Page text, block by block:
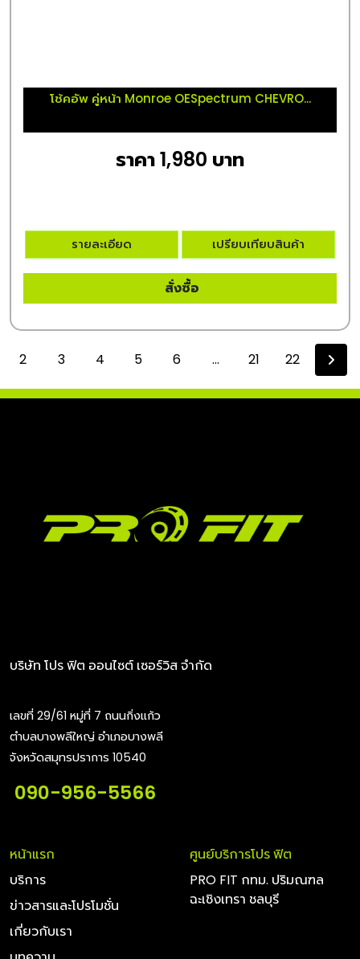
โช้คอัพ คู่หน้า Monroe OESpectrum CHEVRO...
ราคา 1,980 บาท
รายละเอียด เปรียบเทียบสินค้า
สั่งซื้อ
2 3 4 5 6 ... 21 22
บริษัท โปร ฟิต ออนไซต์ เซอร์วิส จำกัด
เลขที่ 29/61 หมู่ที่ 7 ถนนกิ่งแก้ว
ตำบลบางพลีใหญ่ อำเภอบางพลี
จังหวัดสมุทรปราการ 10540
090-956-5566
หน้าแรก
บริการ
ข่าวสารและโปรโมชั่น
เกี่ยวกับเรา
ศูนย์บริการโปร ฟิต
PRO FIT กทม. ปริมณฑล
ฉะเชิงเทรา ชลบุรี